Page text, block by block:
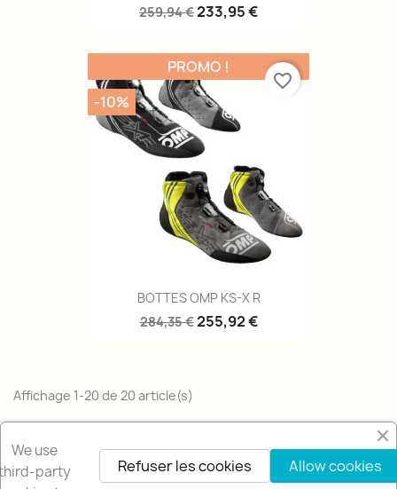
259,94 €233,95 €
BOTTES OMP KS-X R
284,35 €255,92 €
PROMO !
-10%
favorite_border
Affichage 1-20 de 20 article(s)
Retour en haut
We use
party
Allow cookies
Refuser les cookies